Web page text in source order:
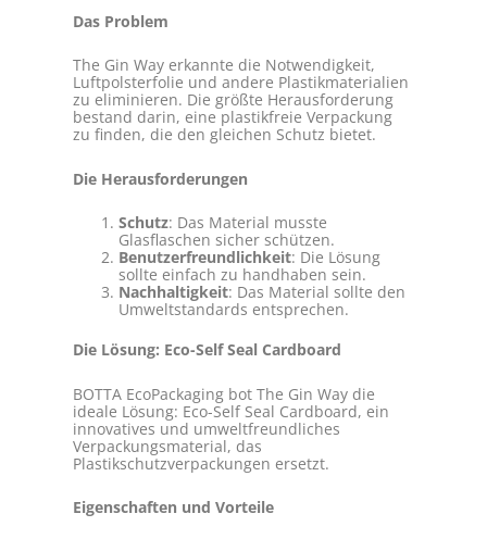
Das Problem
The Gin Way erkannte die Notwendigkeit,
Luftpolsterfolie und andere Plastikmaterialien
zu eliminieren. Die größte Herausforderung
bestand darin, eine plastikfreie Verpackung
zu finden, die den gleichen Schutz bietet.
Die Herausforderungen
Schutz: Das Material musste
Glasflaschen sicher schützen.
Benutzerfreundlichkeit: Die Lösung
sollte einfach zu handhaben sein.
Nachhaltigkeit: Das Material sollte den
Umweltstandards entsprechen.
Die Lösung: Eco-Self Seal Cardboard
BOTTA EcoPackaging bot The Gin Way die
ideale Lösung: Eco-Self Seal Cardboard, ein
innovatives und umweltfreundliches
Verpackungsmaterial, das
Plastikschutzverpackungen ersetzt.
Eigenschaften und Vorteile